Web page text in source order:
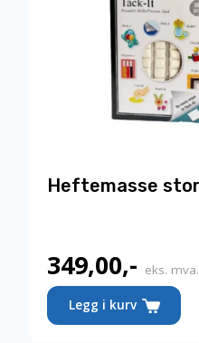
Heftemasse
349,00,- eks. mva.
Legg i kurv